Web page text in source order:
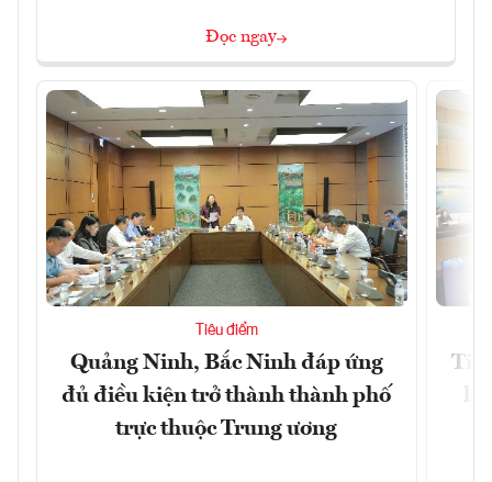
Đọc ngay
Tiêu điểm
Quảng Ninh, Bắc Ninh đáp ứng
đủ điều kiện trở thành thành phố
trực thuộc Trung ương